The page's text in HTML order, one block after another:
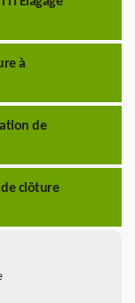
à
de
de clôture